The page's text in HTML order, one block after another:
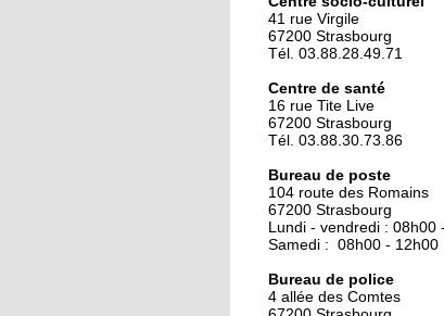
recherche une
en service civique
18 octobre 2018
L’isolement des
n’est pas une
18 octobre 2018
J'ai tenté le
18 octobre 2018
41 rue Virgile
67200 Strasbourg
Tél. 03.88.28.49.71
Centre de santé
16 rue Tite Live
67200 Strasbourg
Tél. 03.88.30.73.86
Bureau de poste
104 route des Romains
67200 Strasbourg
Lundi - vendredi : 08h00
Samedi : 08h00 - 12h00
Bureau de police
4 allée des Comtes